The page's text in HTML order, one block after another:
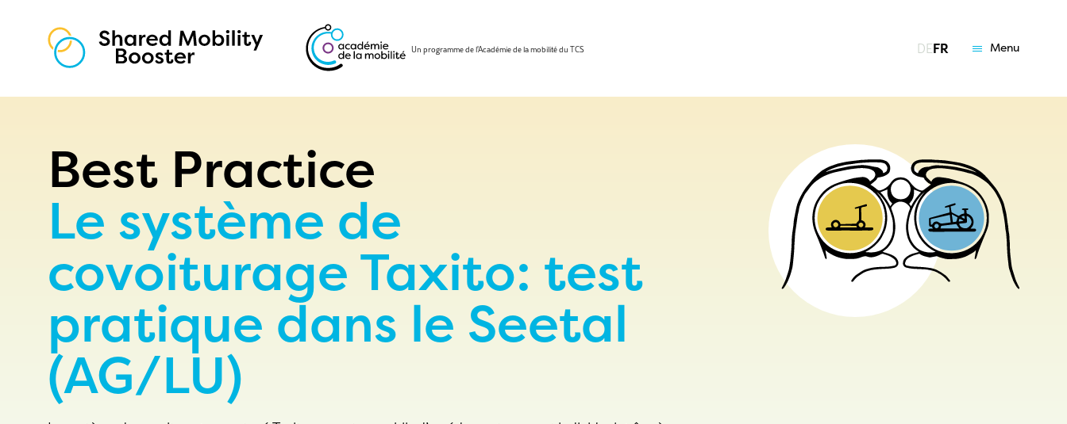
DEFR Menu
Coaching
Qui nous sommes
Un programme de l'Académie de la mobilité du TCS
Best Practice
Le système de
covoiturage Taxito: test
pratique dans le Seetal
(AG/LU)